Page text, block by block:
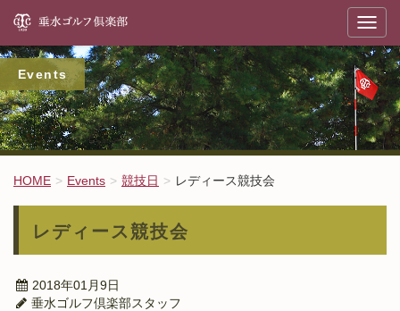
T
g
g
l
e
n
a
v
i
a
n
垂
Events
HOME Events 競技日 レディース競技会
レディース競技会
2018年01月9日
垂水ゴルフ倶楽部スタッフ